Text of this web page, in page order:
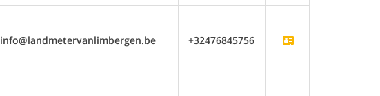
info@landmetervanlimbergen.be +32476845756